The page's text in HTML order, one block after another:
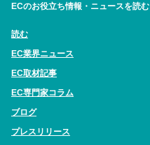
ECのお役立ち情報・ニュースを読む
読む
EC業界ニュース
EC取材記事
EC専門家コラム
ブログ
プレスリリース